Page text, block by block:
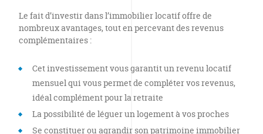
Le fait d’investir dans l’immobilier locatif offre de
nombreux avantages, tout en percevant des revenus
complémentaires :
Cet investissement vous garantit un revenu locatif
mensuel qui vous permet de compléter vos revenus,
idéal complément pour la retraite
La possibilité de léguer un logement à vos proches
Se constituer ou agrandir son patrimoine immobilier